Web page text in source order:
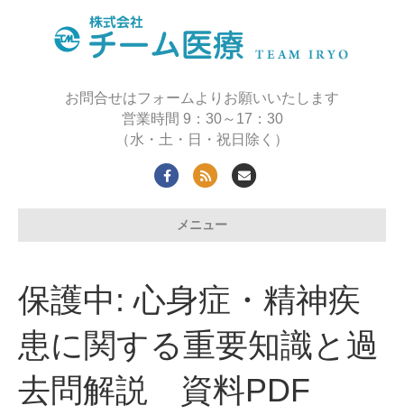
お問合せはフォームよりお願いいたします
営業時間 9：30～17：30
（水・土・日・祝日除く）
F
o
k
R
s
E
メニュー
保護中: 心身症・精神疾
患に関する重要知識と過
去問解説 資料PDF